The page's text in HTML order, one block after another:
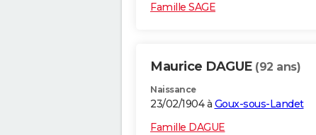
Famille SAGE
Maurice DAGUE (92 ans)
Naissance
23/02/1904 à Goux-sous-Landet
Famille DAGUE